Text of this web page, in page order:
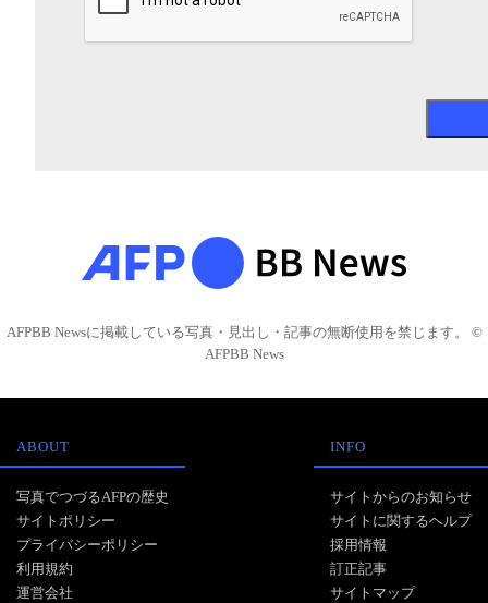
AFPBB Newsに掲載している写真・見出し・記事の無断使用を禁じます。 ©
AFPBB News
ABOUT
写真でつづるAFPの歴史
サイトポリシー
プライバシーポリシー
利用規約
運営会社
INFO
サイトからのお知らせ
サイトに関するヘルプ
採用情報
訂正記事
サイトマップ